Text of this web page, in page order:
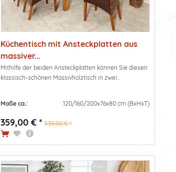
Küchentisch mit Ansteckplatten aus
massiver...
Mithilfe der beiden Ansteckplatten können Sie diesen
klassisch-schönen Massivholztisch in zwei...
Maße ca.: 120/160/200x76x80 cm (BxHxT)
359,00 € * 539,00 € *